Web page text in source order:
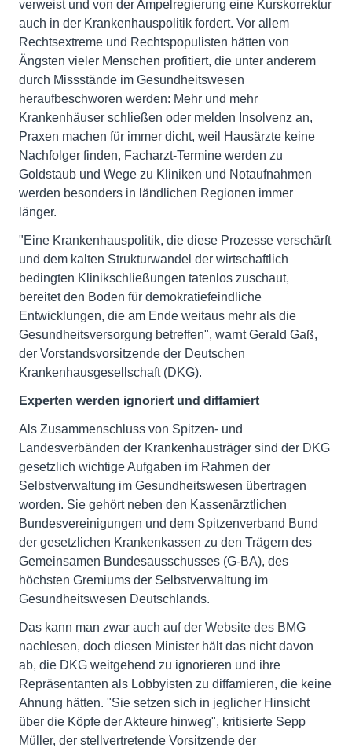
verweist und von der Ampelregierung eine Kurskorrektur
auch in der Krankenhauspolitik fordert. Vor allem
Rechtsextreme und Rechtspopulisten hätten von
Ängsten vieler Menschen profitiert, die unter anderem
durch Missstände im Gesundheitswesen
heraufbeschworen werden: Mehr und mehr
Krankenhäuser schließen oder melden Insolvenz an,
Praxen machen für immer dicht, weil Hausärzte keine
Nachfolger finden, Facharzt-Termine werden zu
Goldstaub und Wege zu Kliniken und Notaufnahmen
werden besonders in ländlichen Regionen immer
länger.
"Eine Krankenhauspolitik, die diese Prozesse verschärft
und dem kalten Strukturwandel der wirtschaftlich
bedingten Klinikschließungen tatenlos zuschaut,
bereitet den Boden für demokratiefeindliche
Entwicklungen, die am Ende weitaus mehr als die
Gesundheitsversorgung betreffen", warnt Gerald Gaß,
der Vorstandsvorsitzende der Deutschen
Krankenhausgesellschaft (DKG).
Experten werden ignoriert und diffamiert
Als Zusammenschluss von Spitzen- und
Landesverbänden der Krankenhausträger sind der DKG
gesetzlich wichtige Aufgaben im Rahmen der
Selbstverwaltung im Gesundheitswesen übertragen
worden. Sie gehört neben den Kassenärztlichen
Bundesvereinigungen und dem Spitzenverband Bund
der gesetzlichen Krankenkassen zu den Trägern des
Gemeinsamen Bundesausschusses (G-BA), des
höchsten Gremiums der Selbstverwaltung im
Gesundheitswesen Deutschlands.
Das kann man zwar auch auf der Website des BMG
nachlesen, doch diesen Minister hält das nicht davon
ab, die DKG weitgehend zu ignorieren und ihre
Repräsentanten als Lobbyisten zu diffamieren, die keine
Ahnung hätten. "Sie setzen sich in jeglicher Hinsicht
über die Köpfe der Akteure hinweg", kritisierte Sepp
Müller, der stellvertretende Vorsitzende der